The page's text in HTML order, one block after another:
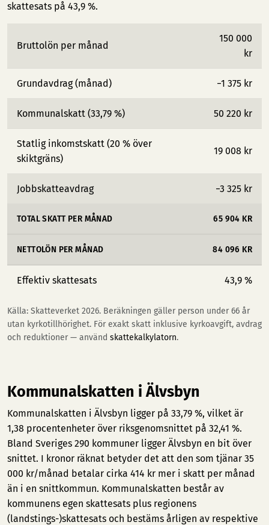
skattesats på 43,9 %.
Bruttolön per månad
150 000
kr
Grundavdrag (månad) −1 375 kr
Kommunalskatt (33,79 %) 50 220 kr
Statlig inkomstskatt (20 % över
skiktgräns)
19 008 kr
Jobbskatteavdrag −3 325 kr
TOTAL SKATT PER MÅNAD 65 904 KR
NETTOLÖN PER MÅNAD 84 096 KR
Effektiv skattesats 43,9 %
Källa: Skatteverket 2026. Beräkningen gäller person under 66 år
utan kyrkotillhörighet. För exakt skatt inklusive kyrkoavgift, avdrag
och reduktioner — använd skattekalkylatorn.
Kommunalskatten i Älvsbyn
Kommunalskatten i Älvsbyn ligger på 33,79 %, vilket är
1,38 procentenheter över riksgenomsnittet på 32,41 %.
Bland Sveriges 290 kommuner ligger Älvsbyn en bit över
snittet. I kronor räknat betyder det att den som tjänar 35
000 kr/månad betalar cirka 414 kr mer i skatt per månad
än i en snittkommun. Kommunalskatten består av
kommunens egen skattesats plus regionens
(landstings-)skattesats och bestäms årligen av respektive